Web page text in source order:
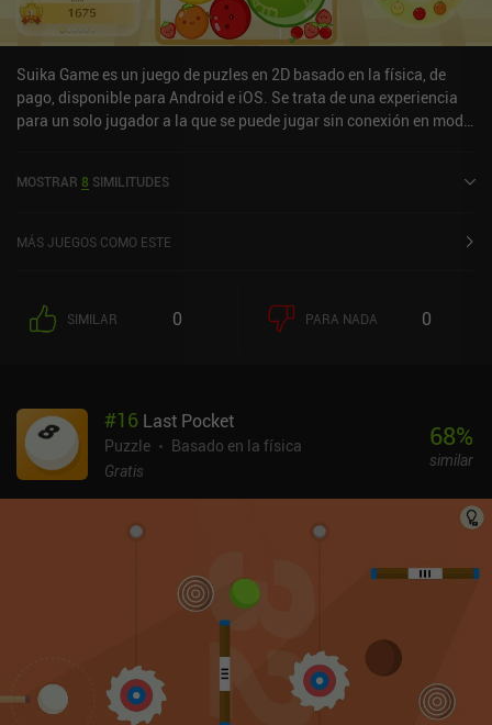
Suika Game es un juego de puzles en 2D basado en la física, de
pago, disponible para Android e iOS. Se trata de una experiencia
para un solo jugador a la que se puede jugar sin conexión en modo
tiene actualmente una puntuación de 3,8 sobre 5,0 en Google Play
MOSTRAR 8 SIMILITUDES
MÁS JUEGOS COMO ESTE
SIMILAR 0 PARA NADA 0
#16 Last Pocket
Puzzle
Basado en la física
Gratis
68%
similar